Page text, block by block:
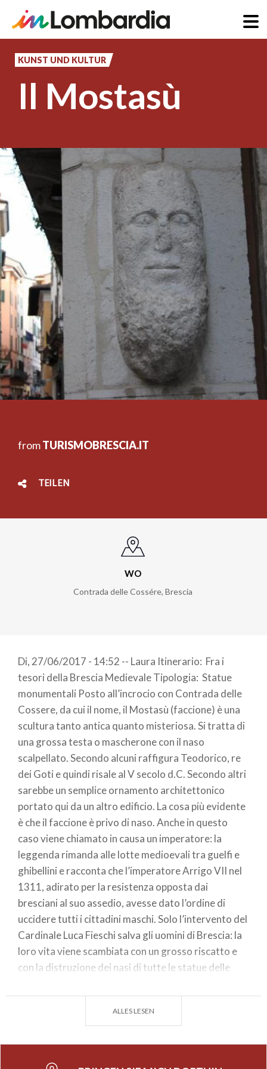
zumKUNST UND KULTUR
Il Mostasù
fromTURISMOBRESCIA.IT
TEILEN
WO
Contrada delle Cossére, Brescia
Di, 27/06/2017 - 14:52 -- Laura Itinerario: Fra i
tesori della Brescia Medievale Tipologia: Statue
monumentali Posto all’incrocio con Contrada delle
Cossere, da cui il nome, il Mostasù (faccione) è una
scultura tanto antica quanto misteriosa. Si tratta di
una grossa testa o mascherone con il naso
scalpellato. Secondo alcuni raffigura Teodorico, re
dei Goti e quindi risale al V secolo d.C. Secondo altri
sarebbe un semplice ornamento architettonico
portato qui da un altro edificio. La cosa più evidente
è che il faccione è privo di naso. Anche in questo
caso viene chiamato in causa un imperatore: la
leggenda rimanda alle lotte medioevali tra guelfi e
ghibellini e racconta che l’imperatore Arrigo VII nel
1311, adirato per la resistenza opposta dai
bresciani al suo assedio, avesse dato l’ordine di
uccidere tutti i cittadini maschi. Solo l’intervento del
Cardinale Luca Fieschi salva gli uomini di Brescia: la
loro vita viene scambiata con un grosso riscatto e
con la distruzione dei nasi di tutte le statue delle
giuramento di Arrigo VII limitato ai soli cittadini
incontrati sul percorso che avrebbe intrapreso per
percorso passante per contrada della Pallata e
contrada dei Mercanti, attuali corso Garibaldi e,
ALLES LESEN